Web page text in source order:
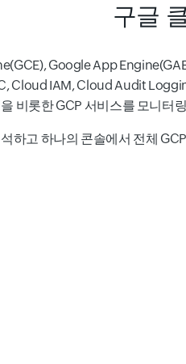
구글
Google App
Cloud IAM, Cloud Audit
비롯한 GCP 서비스를 모니터
하고 하나의 콘솔에서 전체